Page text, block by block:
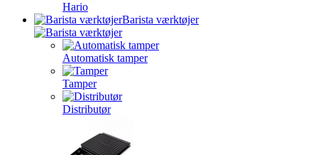
Hario
Barista værktøjer
Automatisk tamper
Tamper
Distributør